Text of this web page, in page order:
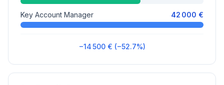
Key Account Manager 42 000 €
−14 500 € (−52.7%)